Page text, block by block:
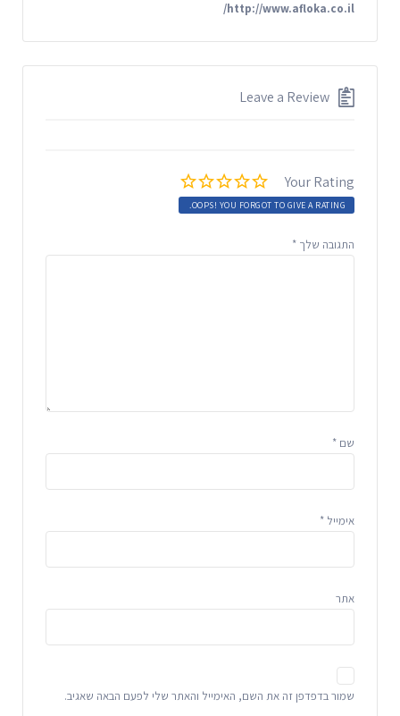
http://www.afloka.co.il/
Leave a Review
Your Rating
OOPS! YOU FORGOT TO GIVE A RATING.
התגובה שלך *
שם *
אימייל *
אתר
שמור בדפדפן זה את השם, האימייל והאתר שלי לפעם הבאה שאגיב.